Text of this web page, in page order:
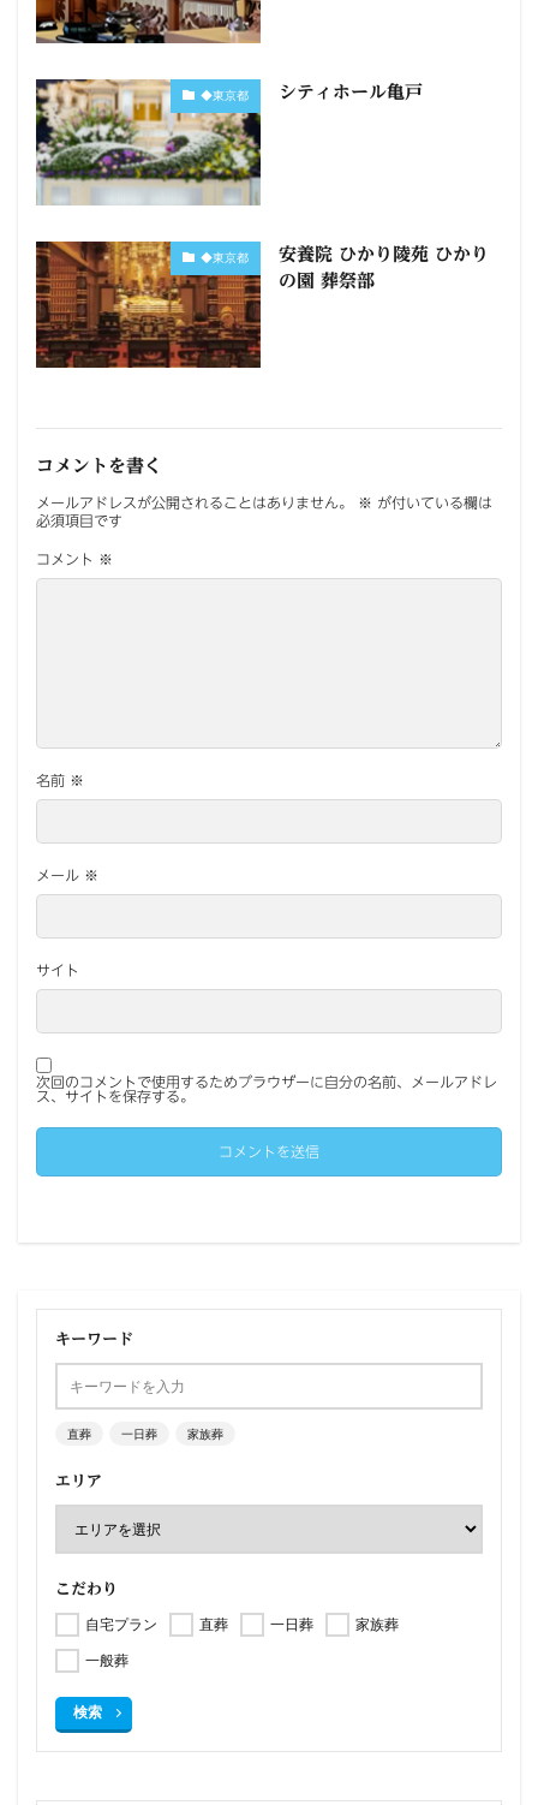
◆東京都 シティホール亀戸
◆東京都
安養院 ひかり陵苑 ひかり
の園 葬祭部
コメントを書く
メールアドレスが公開されることはありません。 ※ が付いている欄は
必須項目です
コメント ※
名前 ※
メール ※
サイト
次回のコメントで使用するためブラウザーに自分の名前、メールアドレ
ス、サイトを保存する。
キーワード
直葬 一日葬 家族葬
エリア
こだわり
自宅プラン 直葬 一日葬
家族葬
一般葬
検索